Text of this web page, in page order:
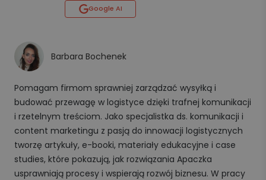
Google AI
Barbara Bochenek
Pomagam firmom sprawniej zarządzać wysyłką i
budować przewagę w logistyce dzięki trafnej komunikacji
i rzetelnym treściom. Jako specjalistka ds. komunikacji i
content marketingu z pasją do innowacji logistycznych
tworzę artykuły, e-booki, materiały edukacyjne i case
studies, które pokazują, jak rozwiązania Apaczka
usprawniają procesy i wspierają rozwój biznesu. W pracy